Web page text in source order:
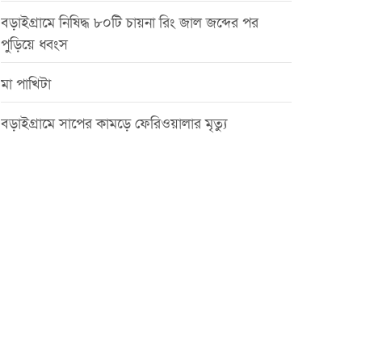
বড়াইগ্রামে নিষিদ্ধ ৮০টি চায়না রিং জাল জব্দের পর
পুড়িয়ে ধ্বংস
মা পাখিটা
বড়াইগ্রামে সাপের কামড়ে ফেরিওয়ালার মৃত্যু